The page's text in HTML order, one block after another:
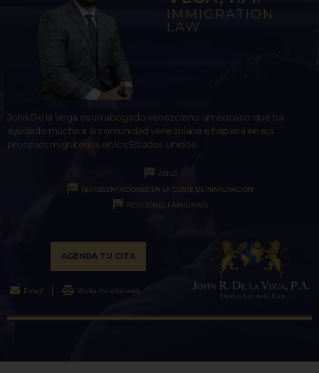
IMMIGRATION
LAW
John De la Vega es un abogado venezolano-americano que ha
ayudado mucho a la comunidad venezolana e hispana en sus
procesos migratorios en los Estados Unidos.
ASILO
REPRESENTACIONES EN LA CORTE DE INMIGRACIÓN
PETICIONES FAMILIARES
AGENDA TU CITA
Email Visita mi sitio web